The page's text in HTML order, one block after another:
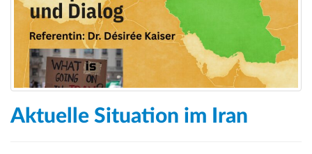
o
Aktuelle Situation im Iran